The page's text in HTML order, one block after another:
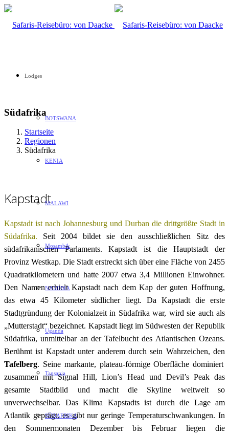
Lodges
BOTSWANA
KENIA
MALAWI
Mosambik
NAMIBIA
Uganda
Tansania
SÜDAFRIKA
Südafrika
Startseite
Regionen
Südafrika
Kapstadt
Kapstadt ist nach Johannesburg und Durban die drittgrößte Stadt in
Südafrika. Seit 2004 bildet sie den ausschließlichen Sitz des
südafrikanischen Parlaments. Kapstadt ist die Hauptstadt der
Provinz Westkap. Die Stadt erstreckt sich über eine Fläche von 2455
Quadratkilometern und hatte 2007 etwa 3,4 Millionen Einwohner.
Den Namen erhielt Kapstadt nach dem Kap der guten Hoffnung,
das etwa 45 Kilometer südlicher liegt. Da Kapstadt die erste
Stadtgründung der Kolonialzeit in Südafrika war, wird sie auch als
„Mutterstadt“ bezeichnet. Kapstadt liegt im Südwesten der Republik
Südafrika, unmittelbar an der Tafelbucht des Atlantischen Ozeans.
Berühmt ist Kapstadt unter anderem durch sein Wahrzeichen, den
Tafelberg. Seine markante, plateau-förmige Oberfläche dominiert
zusammen mit Signal Hill, Lion’s Head und Devil’s Peak das
gesamte Stadtbild und macht die Skyline weltweit so
unverwechselbar. Das Klima Kapstadts ist durch die Lage am
Atlantik geprägt, es gibt nur geringe Temperaturschwankungen. In
den Sommermonaten Dezember bis Februar liegen die